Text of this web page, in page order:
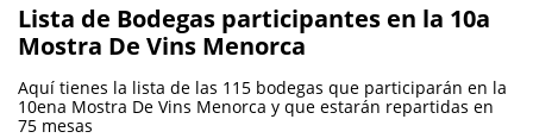
Lista de Bodegas participantes en la 10a
Mostra De Vins Menorca
Aquí tienes la lista de las 115 bodegas que participarán en la
10ena Mostra De Vins Menorca y que estarán repartidas en
75 mesas